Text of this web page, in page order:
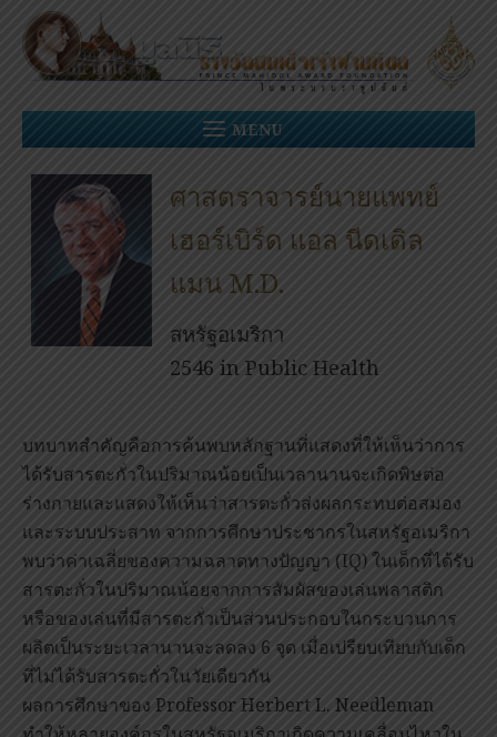
Skip
content
MENU
ศาสตราจารย์นายแพทย์
เฮอร์เบิร์ด แอล นีดเดิล
แมน M.D.
สหรัฐอเมริกา
2546 in Public Health
บทบาทสำคัญคือการค้นพบหลักฐานที่แสดงที่ให้เห็นว่าการ
ได้รับสารตะกั่วในปริมาณน้อยเป็นเวลานานจะเกิดพิษต่อ
ร่างกายและแสดงให้เห็นว่าสารตะกั่วส่งผลกระทบต่อสมอง
และระบบประสาท จากการศึกษาประชากรในสหรัฐอเมริกา
พบว่าค่าเฉลี่ยของความฉลาดทางปัญญา (IQ) ในเด็กที่ได้รับ
สารตะกั่วในปริมาณน้อยจากการสัมผัสของเล่นพลาสติก
หรือของเล่นที่มีสารตะกั่วเป็นส่วนประกอบในกระบวนการ
ผลิตเป็นระยะเวลานานจะลดลง 6 จุด เมื่อเปรียบเทียบกับเด็ก
ที่ไม่ได้รับสารตะกั่วในวัยเดียวกัน
ผลการศึกษาของ Professor Herbert L. Needleman